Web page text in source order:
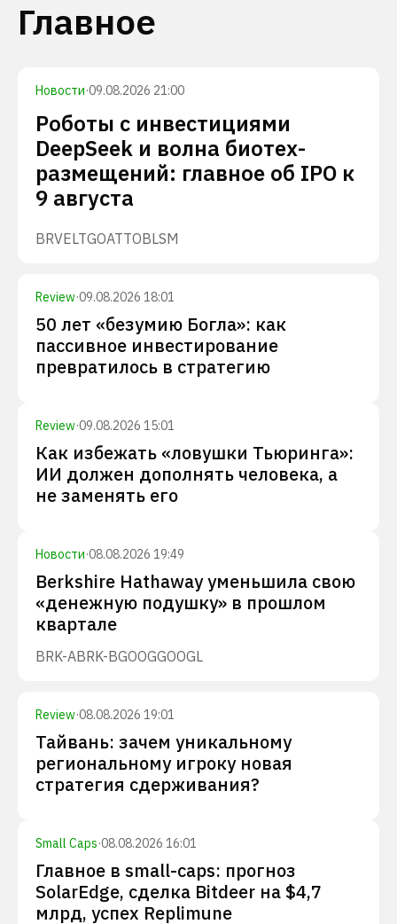
Главное
Новости·09.08.2026 21:00
Роботы с инвестициями
DeepSeek и волна биотех-
размещений: главное об IPO к
9 августа
BRVELTGOATTOBLSM
Review·09.08.2026 18:01
50 лет «безумию Богла»: как
пассивное инвестирование
превратилось в стратегию
Review·09.08.2026 15:01
Как избежать «ловушки Тьюринга»:
ИИ должен дополнять человека, а
не заменять его
Новости·08.08.2026 19:49
Berkshire Hathaway уменьшила свою
«денежную подушку» в прошлом
квартале
BRK-ABRK-BGOOGGOOGL
Review·08.08.2026 19:01
Тайвань: зачем уникальному
региональному игроку новая
стратегия сдерживания?
Small Caps·08.08.2026 16:01
Главное в small-caps: прогноз
SolarEdge, сделка Bitdeer на $4,7
млрд, успех Replimune